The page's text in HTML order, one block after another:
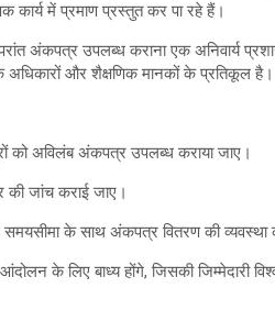
कार्य में प्रमाण प्रस्तुत कर पा रहे हैं।
अंकपत्र उपलब्ध कराना एक अनिवार्य
अधिकारों और शैक्षणिक मानकों के प्रतिकूल है।
को अविलंब अंकपत्र उपलब्ध कराया जाए।
की जांच कराई जाए।
समयसीमा के साथ अंकपत्र वितरण की
के लिए बाध्य होंगे, जिसकी जिम्मेदारी